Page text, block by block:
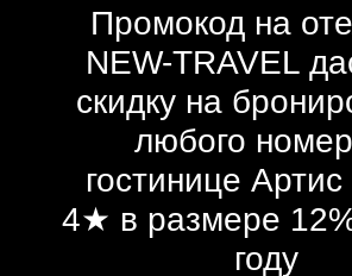
Промокод на
NEW-TRAVEL
скидку на
любого
гостинице
4★ в размере
году